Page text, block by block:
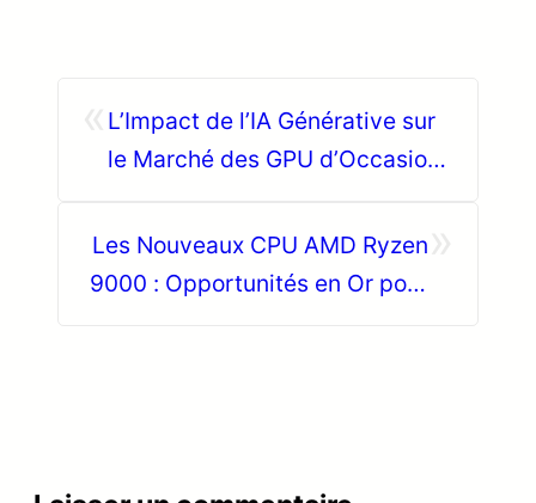
L’Impact de l’IA Générative sur
le Marché des GPU d’Occasion :
Les Nouveaux CPU AMD Ryzen
9000 : Opportunités en Or pour